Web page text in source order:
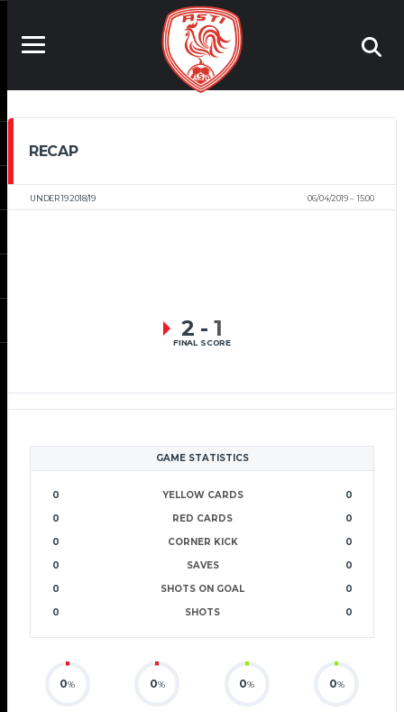
RECAP
UNDER 19 2018/19 06/04/2019 15:00
2 - 1
FINAL SCORE
GAME STATISTICS
0 YELLOW CARDS
0
0
RED CARDS
0
0
CORNER KICK
0
0
SAVES
0
0
SHOTS ON GOAL
0
0
SHOTS 0
0% 0% 0% 0%